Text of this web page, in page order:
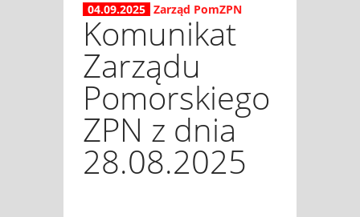
04.09.2025 Zarząd PomZPN
Komunikat
Zarządu
Pomorskiego
ZPN z dnia
28.08.2025